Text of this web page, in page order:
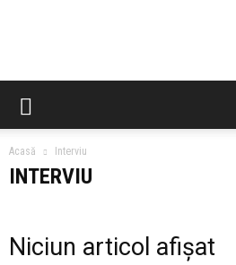
CCES
Acasă Interviu
INTERVIU
Niciun articol afișat